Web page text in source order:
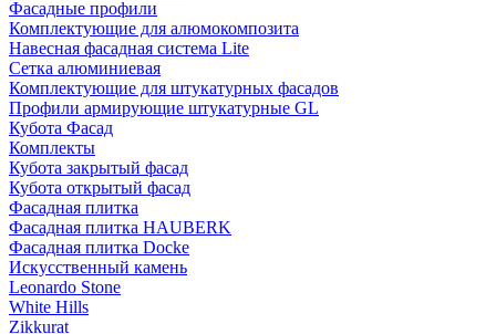
Фасадные профили
Комплектующие для алюмокомпозита
Навесная фасадная система Lite
Сетка алюминиевая
Комплектующие для штукатурных фасадов
Профили армирующие штукатурные GL
Кубота Фасад
Комплекты
Кубота закрытый фасад
Кубота открытый фасад
Фасадная плитка
Фасадная плитка HAUBERK
Фасадная плитка Docke
Искусственный камень
Leonardo Stone
White Hills
Zikkurat